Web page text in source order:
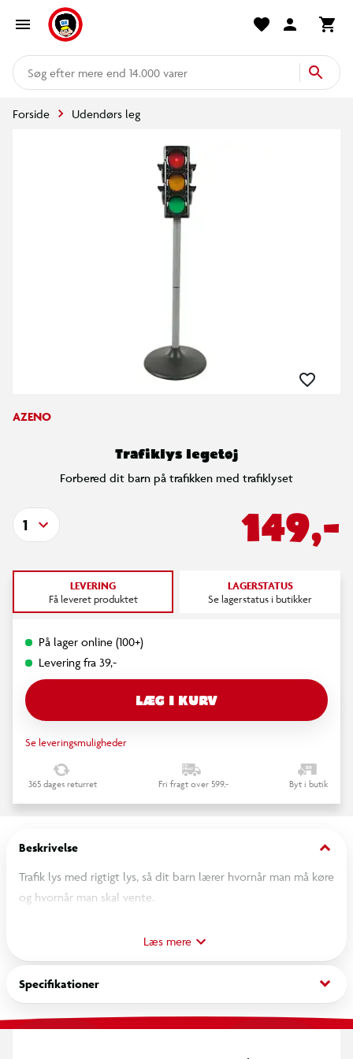
mere end 14.000 varer
Forside Udendørs leg
AZENO
Trafiklys legetøj
Forbered dit barn på trafikken med trafiklyset
149,-
1
LEVERING
Få leveret produktet
LAGERSTATUS
Se lagerstatus i butikker
På lager online (100+)
Levering fra 39,-
LÆG I KURV
Se leveringsmuligheder
365 dages returret Fri fragt over 599,- Byt i butik
Beskrivelse keyboard_arrow_down
Trafik lys med rigtigt lys, så dit barn lærer hvornår man må køre
og hvornår man skal vente.
Forbered dit barn på trafikken, gennem leg og sjov.
Med produkterne fra ”Den lille trafikskole” kan du og dit barn
lave en sjov bane til cykler, trædebiler, gokart, løbehjul og
elbiler.
Læs mere
Specifikationer keyboard_arrow_down